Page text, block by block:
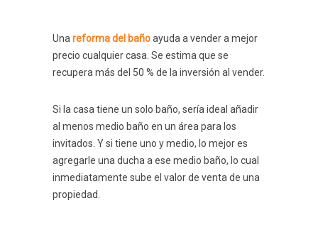
Unareforma del bañoayuda a vender a mejor
precio cualquier casa. Se estima que se
recupera más del 50 % de la inversión al vender.
Si la casa tiene un solo baño, sería ideal añadir
al menos medio baño en un área para los
invitados. Y si tiene uno y medio, lo mejor es
agregarle una ducha a ese medio baño, lo cual
inmediatamente sube el valor de venta de una
propiedad.